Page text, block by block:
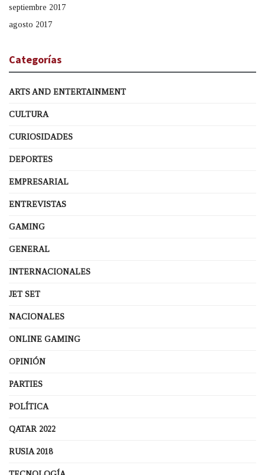
septiembre 2017
agosto 2017
Categorías
ARTS AND ENTERTAINMENT
CULTURA
CURIOSIDADES
DEPORTES
EMPRESARIAL
ENTREVISTAS
GAMING
GENERAL
INTERNACIONALES
JET SET
NACIONALES
ONLINE GAMING
OPINIÓN
PARTIES
POLÍTICA
QATAR 2022
RUSIA 2018